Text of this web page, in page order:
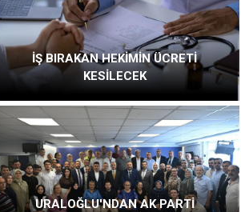
İŞ BIRAKAN HEKİMİN ÜCRETİ
KESİLECEK
URALOĞLU'NDAN AK PARTİ